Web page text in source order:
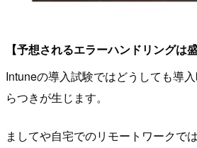
【予想されるエラーハンドリングは
Intuneの導入試験ではどうしても導
らつきが生じます。
ましてや自宅でのリモートワークで